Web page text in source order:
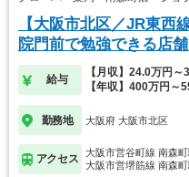
【大阪市北区／JR東
院門前で勉強できる店
給与
【月収】24.0万円～
【年収】400万円～
勤務地 大阪府 大阪市北区
アクセス
大阪市営谷町線 南森町
大阪市営堺筋線 南森